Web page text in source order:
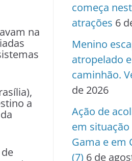
na
a
começa
atrações 6
Menino
atropelado
caminhão.
de 2026
Ação de
em
Gama e em
(7) 6 de